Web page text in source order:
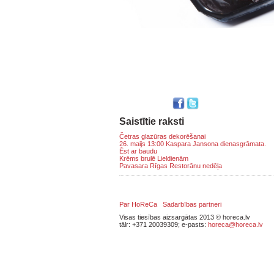
Saistītie raksti
Četras glazūras dekorēšanai
26. maijs 13:00 Kaspara Jansona dienasgrāmata.
Ēst ar baudu
Krēms brulē Lieldienām
Pavasara Rīgas Restorānu nedēļa
Par HoReCa
Sadarbības partneri
Visas tiesības aizsargātas 2013 © horeca.lv
tālr: +371 20039309; e-pasts: horeca@horeca.lv